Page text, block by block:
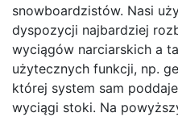
snowboardzistów. Nasi
dyspozycji najbardziej
wyciągów narciarskich a
użytecznych funkcji, np.
której system sam
wyciągi stoki. Na